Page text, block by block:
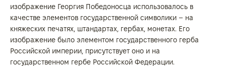
изображение Георгия Победоносца использовалось в
качестве элементов государственной символики – на
княжеских печатях, штандартах, гербах, монетах. Его
изображение было элементом государственного герба
Российской империи, присутствует оно и на
государственном гербе Российской Федерации.